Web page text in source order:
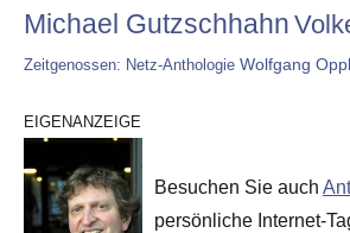
Michael Gutzschhahn
Zeitgenossen: Netz-Anthologie Wolfgang
EIGENANZEIGE
Besuchen Sie auch
persönliche Internet-